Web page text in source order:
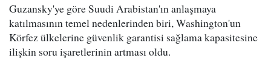
Guzansky'ye göre Suudi Arabistan'ın anlaşmaya
katılmasının temel nedenlerinden biri, Washington'un
Körfez ülkelerine güvenlik garantisi sağlama kapasitesine
ilişkin soru işaretlerinin artması oldu.